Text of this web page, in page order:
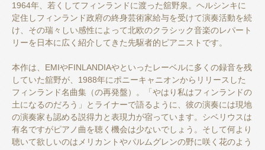
1964年、若くしてフィンランドに渡った舘野泉。ヘルシンキに
定住しフィンランド政府の終身芸術家給与を受けて演奏活動を続
け、その瑞々しい感性によって北欧のクラシック音楽のレパート
リーを日本に広く紹介してきた先駆者的ピアニストです。
本作は、EMIやFINLANDIAやといったレーベルに多くの録音を残
していた舘野が、1988年にポニーキャニオンからリリースした
フィンランド名曲集（の再発盤）。「やはり私はフィンランドの
土になるのだろう」とライナーで語るように、彼の演奏には現地
の演奏家も認める説得力と表現力が宿っています。シベリウスは
有名ですがピアノ曲を聴く機会は少ないでしょう。そして何より
聴いて欲しいのはメリカントやパルムグレンの野に咲く花のよう